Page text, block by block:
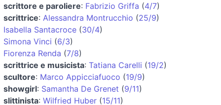
scrittore e paroliere: Fabrizio Griffa (4/7)
scrittrice: Alessandra Montrucchio (25/9)
Isabella Santacroce (30/4)
Simona Vinci (6/3)
Fiorenza Renda (7/8)
scrittrice e musicista: Tatiana Carelli (19/2)
scultore: Marco Appicciafuoco (19/9)
showgirl: Samantha De Grenet (9/11)
slittinista: Wilfried Huber (15/11)